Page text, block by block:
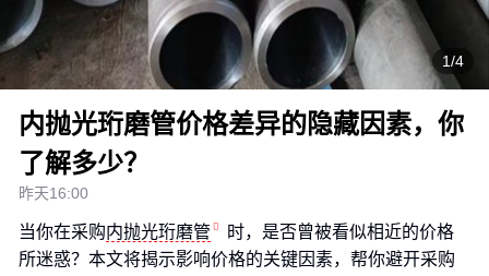
1/4
内抛光珩磨管价格差异的隐藏因素，你
了解多少？
昨天16:00
当你在采购内抛光珩磨管
时，是否曾被看似相近的价格
所迷惑？本文将揭示影响价格的关键因素，帮你避开采购